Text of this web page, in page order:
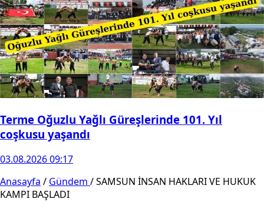
Terme Oğuzlu Yağlı Güreşlerinde 101. Yıl
coşkusu yaşandı
03.08.2026 09:17
Anasayfa / Gündem /SAMSUN İNSAN HAKLARI VE HUKUK
KAMPI BAŞLADI